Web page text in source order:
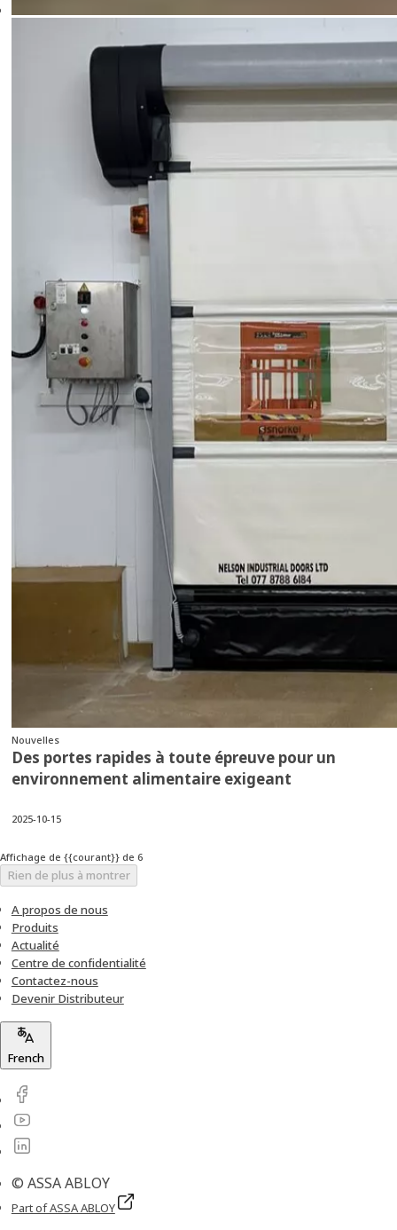
Nouvelles
Des portes rapides à toute épreuve pour un
environnement alimentaire exigeant
2025-10-15
Affichage de {{courant}} de 6
Rien de plus à montrer
A propos de nous
Produits
Actualité
Centre de confidentialité
Contactez-nous
Devenir Distributeur
French
© ASSA ABLOY
Part of ASSA ABLOY